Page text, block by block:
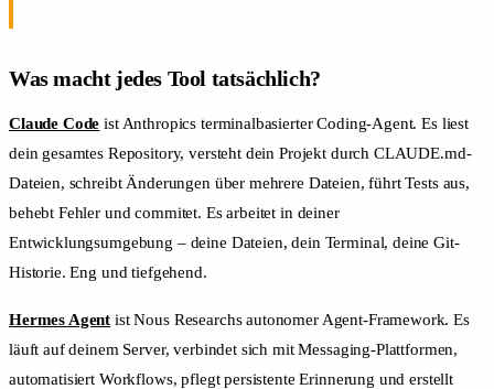
Was macht jedes Tool tatsächlich?
Claude Code ist Anthropics terminalbasierter Coding-Agent. Es liest
dein gesamtes Repository, versteht dein Projekt durch CLAUDE.md-
Dateien, schreibt Änderungen über mehrere Dateien, führt Tests aus,
behebt Fehler und commitet. Es arbeitet in deiner
Entwicklungsumgebung – deine Dateien, dein Terminal, deine Git-
Historie. Eng und tiefgehend.
Hermes Agent ist Nous Researchs autonomer Agent-Framework. Es
läuft auf deinem Server, verbindet sich mit Messaging-Plattformen,
automatisiert Workflows, pflegt persistente Erinnerung und erstellt